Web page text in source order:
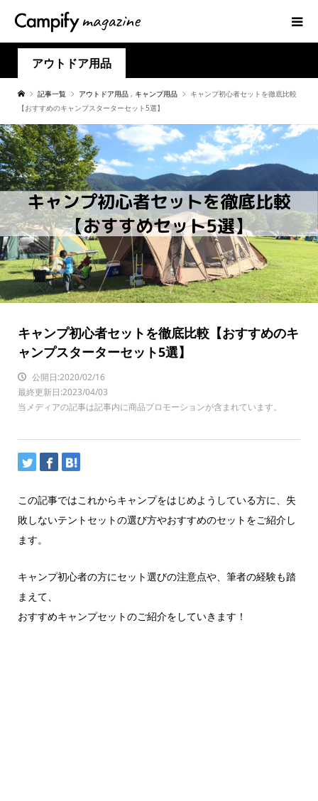
アウトドア用品
記事一覧 アウトドア用品 , キャンプ用品
キャンプ初心者セットを徹底比較
【おすすめのキャンプスターターセット5選】
キャンプ初心者セットを徹底比較【おすすめのキ
ャンプスターターセット5選】
公開日:2020/02/16
最終更新日:2023/04/03
当メディアの記事は記事内に商品プロモーションが含まれています。
この記事ではこれからキャンプをはじめようしている方に、失
敗しないテントセットの選び方やおすすめのセットをご紹介し
ます。
キャンプ初心者の方にセット選びの注意点や、筆者の経験も踏
まえて、
おすすめキャンプセットのご紹介をしていきます！